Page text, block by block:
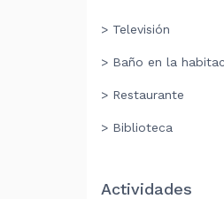
> Televisión
> Baño en la
> Restaurante
> Biblioteca
Actividades